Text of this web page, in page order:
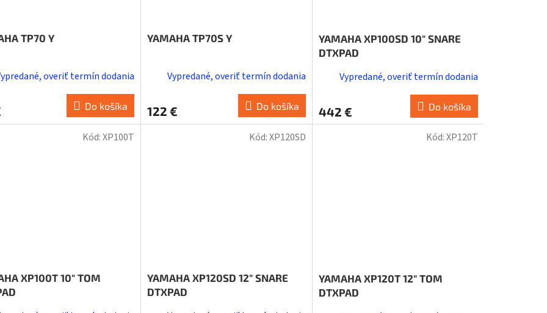
TP70 Y
overiť termín dodania
Do košíka
YAMAHA TP70S Y
Vypredané, overiť termín dodania
122 € Do košíka
YAMAHA XP100SD 10" SNARE
DTXPAD
Vypredané, overiť termín dodania
442 € Do košíka
XP100T 10" TOM
Kód:XP100T
YAMAHA XP120SD 12" SNARE
DTXPAD
Kód:XP120SD
YAMAHA XP120T 12" TOM
DTXPAD
Kód:XP120T